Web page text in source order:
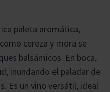
paleta aromática,
cereza y mora se
balsámicos. En boca,
inundando el paladar de
Es un vino versátil, ideal